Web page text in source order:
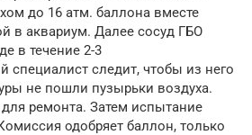
до 16 атм. баллона вместе
в аквариум. Далее сосуд ГБО
в течение 2-3
следит, чтобы из него
не пошли пузырьки воздуха.
ремонта. Затем испытание
одобряет баллон, только